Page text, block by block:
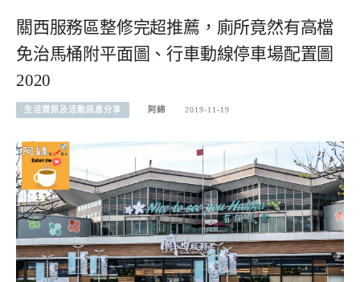
關西服務區整修完超推薦，廁所竟然有高檔
免治馬桶附平面圖、行車動線停車場配置圖
2020
生活資訊及活動訊息分享 阿綿 2019-11-19